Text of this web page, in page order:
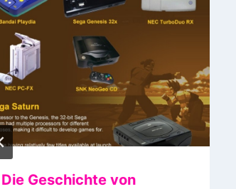
Die Geschichte von